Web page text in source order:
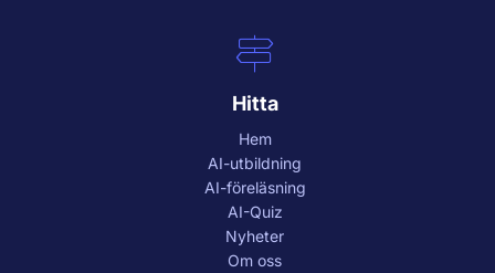
Hitta
Hem
AI-utbildning
AI-föreläsning
AI-Quiz
Nyheter
Om oss